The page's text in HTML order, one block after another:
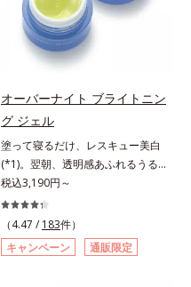
オーバーナイト ブライトニン
グ ジェル
塗って寝るだけ、レスキュー美白
(*1)。翌朝、透明感あふれるうるぷ
る肌を叶える、お守り涼感ジェルパ
ック。紫外線を浴びた日の夜は、ひ
んやり気持ちいいジェルでお肌をレ
スキュー！ メラニンの産生指令が
活発になる夜の肌環境に着目して、
税込3,190円～
（4.47 / 183件）
キャンペーン
通販限定